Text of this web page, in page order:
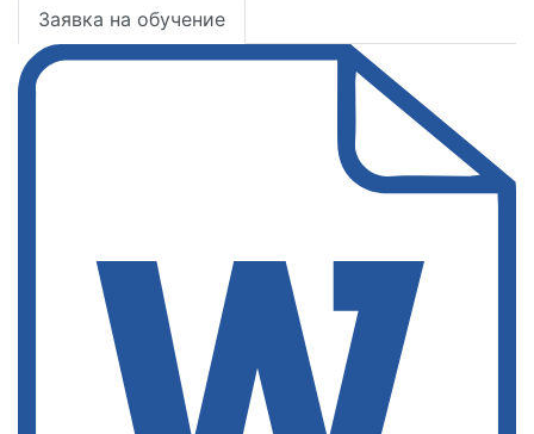
Заявка на обучение